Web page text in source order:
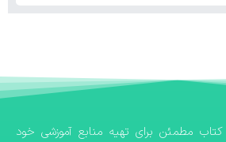
مطمئن برای تهیه منابع آموزشی خود